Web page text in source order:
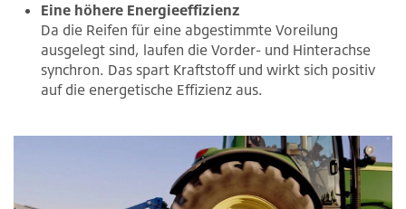
Eine höhere Energieeffizienz
Da die Reifen für eine abgestimmte Voreilung
ausgelegt sind, laufen die Vorder- und Hinterachse
synchron. Das spart Kraftstoff und wirkt sich positiv
auf die energetische Effizienz aus.